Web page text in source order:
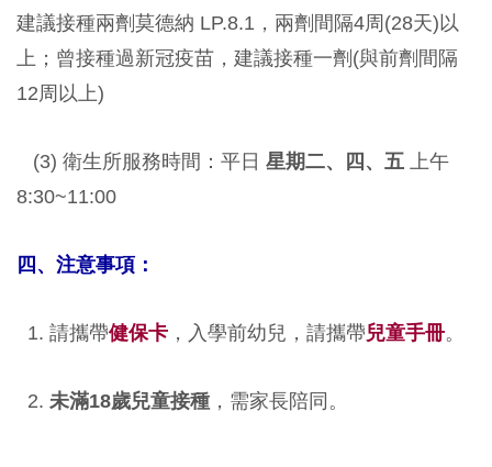
建議接種兩劑莫德納 LP.8.1，兩劑間隔4周(28天)以
上；曾接種過新冠疫苗，建議接種一劑(與前劑間隔
12周以上)
(3) 衛生所服務時間：平日 星期二、四、五 上午
8:30~11:00
四、注意事項：
1. 請攜帶健保卡 ，入學前幼兒，請攜帶兒童手冊。
2. 未滿18歲兒童接種 ，需家長陪同。